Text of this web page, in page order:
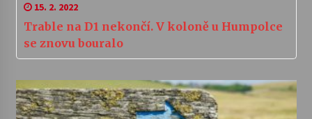
15. 2. 2022
Trable na D1 nekončí. V koloně u Humpolce
se znovu bouralo